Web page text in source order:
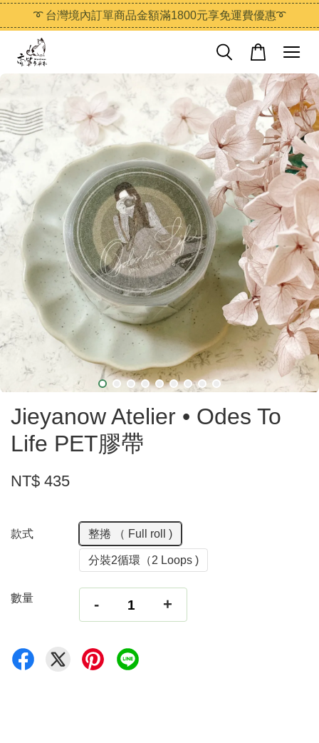
➰ 台灣境內訂單商品金額滿1800元享免運費優惠➰
Jieyanow Atelier • Odes To
Life PET膠帶
NT$ 435
款式 整捲 （ Full roll )
分裝2循環（2 Loops )
數量 - +